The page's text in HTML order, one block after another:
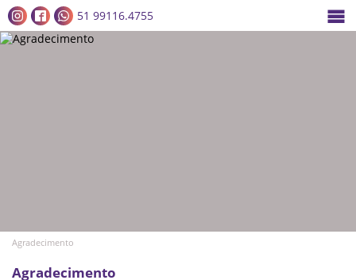
51 99116.4755
Agradecimento
Agradecimento